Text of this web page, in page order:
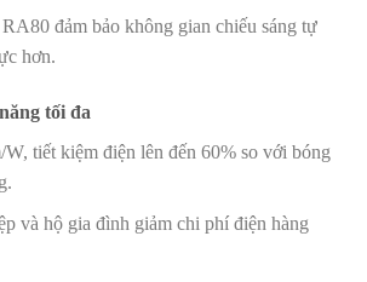
đảm bảo không gian chiếu sáng tự
hơn.
tối đa
tiết kiệm điện lên đến 60% so với bóng
và hộ gia đình giảm chi phí điện hàng